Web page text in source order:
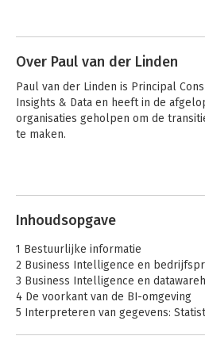
Over Paul van der Linden
Paul van der Linden is Principal
Insights & Data en heeft in de
organisaties geholpen om de
te maken.
Inhoudsopgave
1 Bestuurlijke informatie
2 Business Intelligence en
3 Business Intelligence en
4 De voorkant van de BI-omgeving
5 Interpreteren van gegevens: